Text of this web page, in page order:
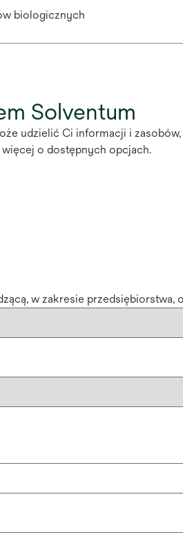
biologicznych
Solventum
udzielić Ci informacji i
o dostępnych opcjach.
w zakresie